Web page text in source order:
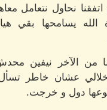
نحاول نتعامل
يسامحها بقي
من الآخر نيفين
عشان خاطر تسأل
دول و خرجت.